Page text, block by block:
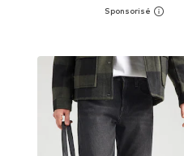
+51
Disponible en plusieurs